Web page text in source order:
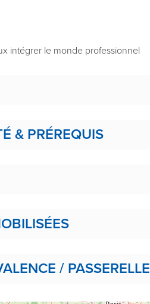
intégrer le monde professionnel
& PRÉREQUIS
/ PASSERELLE